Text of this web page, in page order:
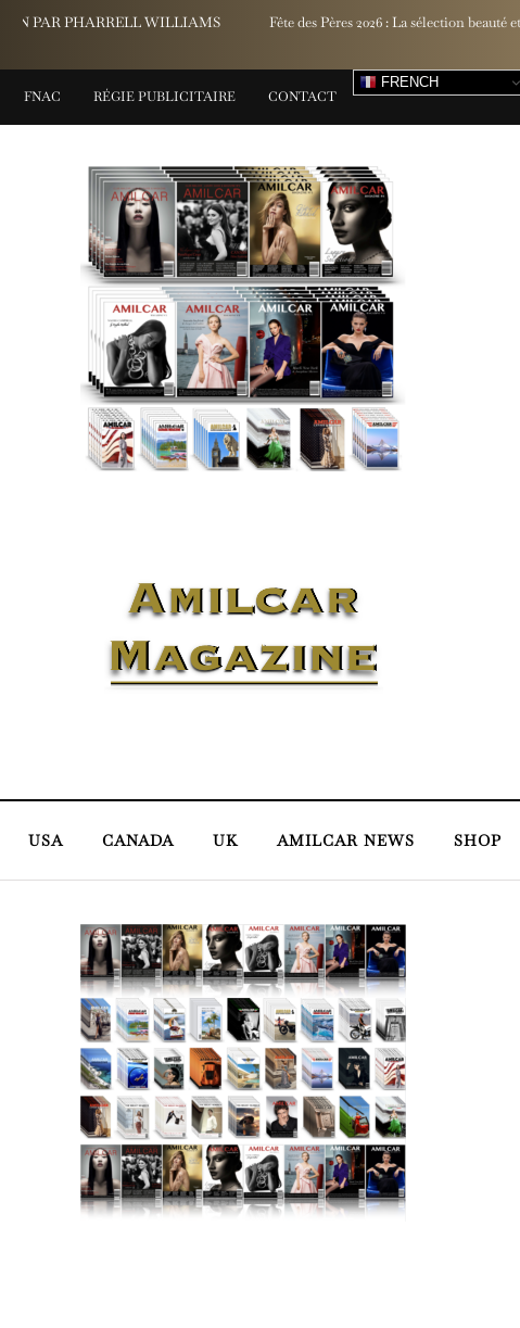
Fête des Pères 2026 : La sélection beauté et bien-être d’Yves Rocher
FNAC RÉGIE PUBLICITAIRE CONTACT
FRENCH
USA CANADA UK AMILCAR NEWS SHOP